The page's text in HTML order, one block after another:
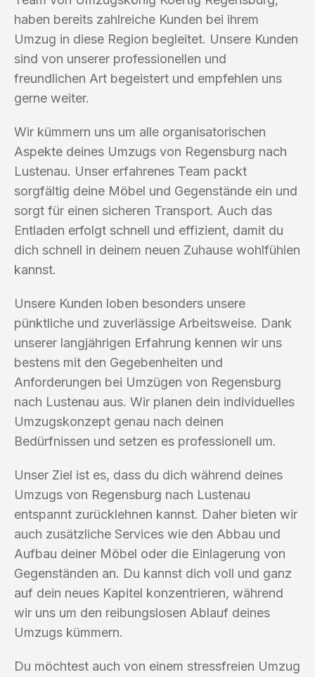
haben bereits zahlreiche Kunden bei ihrem
Umzug in diese Region begleitet. Unsere Kunden
sind von unserer professionellen und
freundlichen Art begeistert und empfehlen uns
gerne weiter.
Wir kümmern uns um alle organisatorischen
Aspekte deines Umzugs von Regensburg nach
Lustenau. Unser erfahrenes Team packt
sorgfältig deine Möbel und Gegenstände ein und
sorgt für einen sicheren Transport. Auch das
Entladen erfolgt schnell und effizient, damit du
dich schnell in deinem neuen Zuhause wohlfühlen
kannst.
Unsere Kunden loben besonders unsere
pünktliche und zuverlässige Arbeitsweise. Dank
unserer langjährigen Erfahrung kennen wir uns
bestens mit den Gegebenheiten und
Anforderungen bei Umzügen von Regensburg
nach Lustenau aus. Wir planen dein individuelles
Umzugskonzept genau nach deinen
Bedürfnissen und setzen es professionell um.
Unser Ziel ist es, dass du dich während deines
Umzugs von Regensburg nach Lustenau
entspannt zurücklehnen kannst. Daher bieten wir
auch zusätzliche Services wie den Abbau und
Aufbau deiner Möbel oder die Einlagerung von
Gegenständen an. Du kannst dich voll und ganz
auf dein neues Kapitel konzentrieren, während
wir uns um den reibungslosen Ablauf deines
Umzugs kümmern.
Du möchtest auch von einem stressfreien Umzug